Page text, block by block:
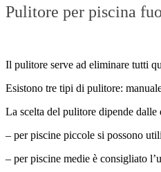
Pulitore per piscina
Il pulitore serve ad eliminare tutti
Esistono tre tipi di pulitore:
La scelta del pulitore dipende
– per piscine piccole si possono
– per piscine medie è consigliato